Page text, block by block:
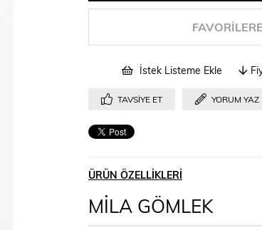
İstek Listeme Ekle
TAVSIYE ET YORUM YAZ
ÜRÜN ÖZELLIKLERI
MİLA GÖMLEK